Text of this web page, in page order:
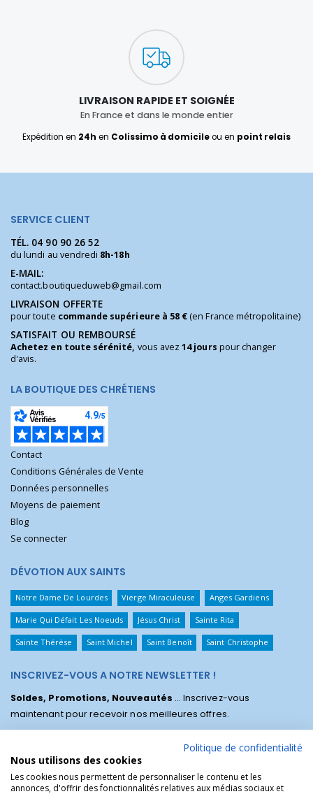
LIVRAISON RAPIDE ET SOIGNÉE
En France et dans le monde entier
Expédition en 24h en Colissimo à domicileou en point relais
SERVICE CLIENT
TÉL. 04 90 90 26 52
du lundi au vendredi 8h-18h
E-MAIL:
contact.boutiqueduweb@gmail.com
LIVRAISON OFFERTE
pour toute commande supérieure à 58 €(en France métropolitaine)
SATISFAIT OU REMBOURSÉ
Achetez en toute sérénité, vous avez14 jours pour changer
d'avis.
LA BOUTIQUE DES CHRÉTIENS
Contact
Conditions Générales de Vente
Données personnelles
Moyens de paiement
Blog
Se connecter
DÉVOTION AUX SAINTS
Notre Dame De Lourdes Vierge Miraculeuse Anges Gardiens
Marie Qui Défait Les Noeuds Jésus Christ Sainte Rita
Sainte Thérèse Saint Michel Saint Benoît Saint Christophe
INSCRIVEZ-VOUS A NOTRE NEWSLETTER !
Soldes, Promotions, Nouveautés ... Inscrivez-vous
maintenant pour recevoir nos meilleures offres.
Politique de confidentialité
Nous utilisons des cookies
Les cookies nous permettent de personnaliser le contenu et les
annonces, d'offrir des fonctionnalités relatives aux médias sociaux et